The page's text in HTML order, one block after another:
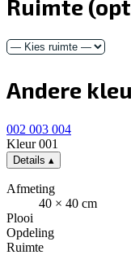
Ruimte
Andere
002 003 004
Kleur 001
Details ▴
Afmeting
40 × 40 cm
Plooi
Opdeling
Ruimte